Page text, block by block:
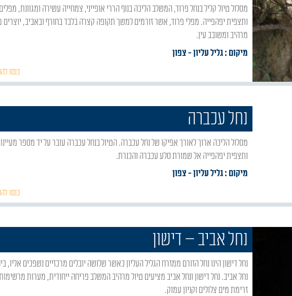
מסלול טיול קליל בנחל פרוד, המשלב הליכה בנוף הררי אופייני, צמחייה עשירה ומגוונת, מפלים
ותצפית יפהפייה. מפלי פרוד, אשר זורמים למשך תקופה קצרה בלבד בחורף ובאביב,
מרהיב ומשובב עין.
מיקום : גליל עליון- צפון
כנסו
נחל עכברה
מסלול הליכה ארוך לאורך אפיקו של נחל עכברה. הטיול בנחל עכברה עובר על יד מספר מעיינות
ותצפית יפהפייה אל שמורת סלע עכברה והכנרת.
מיקום : גליל עליון- צפון
כנסו
נחל אביב – דישון
נחל דישון הינו נחל הזורם ממזרח הגליל העליון כאשר שלושה יובלים מרכזיים נשפכים אליו, ביניהם
נחל אביב. נחל דישון ונחל אביב מציעים טיול מרהיב המשלב פריחה ייחודית, מערות
זרימת מים צלולים וקניון עמוק.